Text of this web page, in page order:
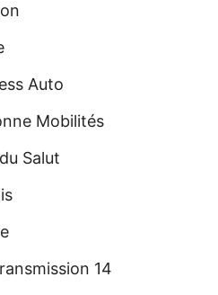
Auto
Mobilités
Salut
14